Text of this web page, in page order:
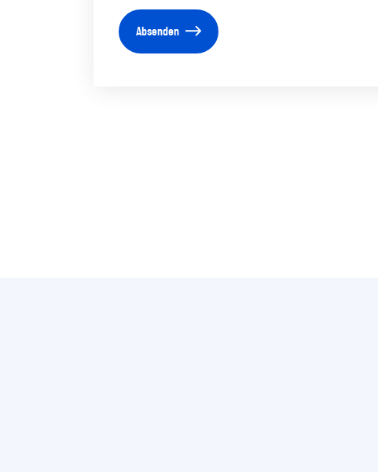
Absenden